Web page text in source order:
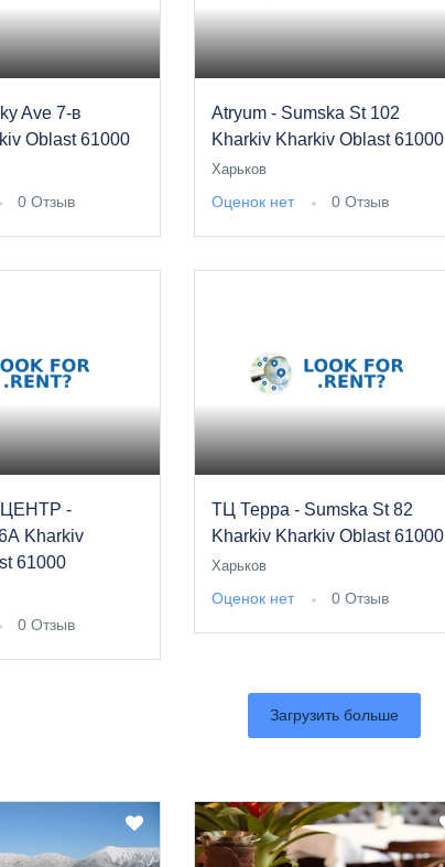
Ave 7-в
Oblast 61000
0 Отзыв
Atryum - Sumska St 102
Kharkiv Kharkiv Oblast 61000
Харьков
Оценок нет 0 Отзыв
-
Kharkiv
61000
0 Отзыв
ТЦ Терра - Sumska St 82
Kharkiv Kharkiv Oblast 61000
Харьков
Оценок нет 0 Отзыв
Загрузить больше